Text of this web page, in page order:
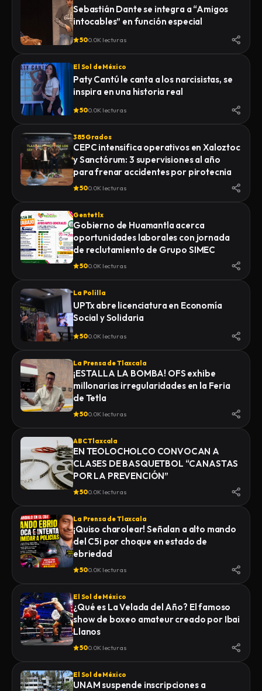
Sebastián Dante se integra a “Amigos
intocables” en función especial
500.0K lecturas
El Sol de México
Paty Cantú le canta a los narcisistas, se
inspira en una historia real
500.0K lecturas
385 Grados
CEPC intensifica operativos en Xaloztoc
y Sanctórum: 3 supervisiones al año
para frenar accidentes por pirotecnia
500.0K lecturas
Gentetlx
Gobierno de Huamantla acerca
oportunidades laborales con jornada
de reclutamiento de Grupo SIMEC
500.0K lecturas
La Polilla
UPTx abre licenciatura en Economía
Social y Solidaria
500.0K lecturas
La Prensa de Tlaxcala
¡ESTALLA LA BOMBA! OFS exhibe
millonarias irregularidades en la Feria
de Tetla
500.0K lecturas
ABC Tlaxcala
EN TEOLOCHOLCO CONVOCAN A
CLASES DE BASQUETBOL “CANASTAS
POR LA PREVENCIÓN”
500.0K lecturas
La Prensa de Tlaxcala
¡Quiso charolear! Señalan a alto mando
del C5i por choque en estado de
ebriedad
500.0K lecturas
El Sol de México
¿Qué es La Velada del Año? El famoso
show de boxeo amateur creado por Ibai
Llanos
500.0K lecturas
El Sol de México
UNAM suspende inscripciones a